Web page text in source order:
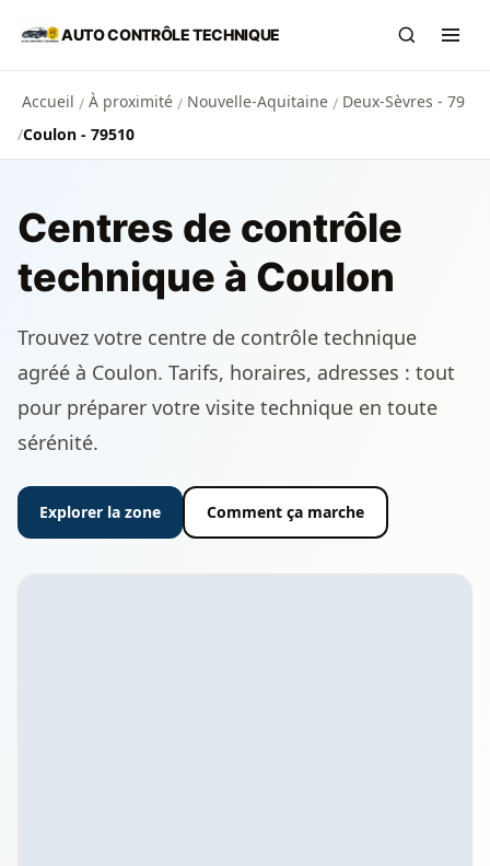
Aller au contenu principal
AUTO CONTRÔLE TECHNIQUE
Accueil / À proximité / Nouvelle-Aquitaine / Deux-Sèvres - 79
/Coulon - 79510
Centres de contrôle
technique à Coulon
Trouvez votre centre de contrôle technique
agréé à Coulon. Tarifs, horaires, adresses : tout
pour préparer votre visite technique en toute
sérénité.
Explorer la zone Comment ça marche